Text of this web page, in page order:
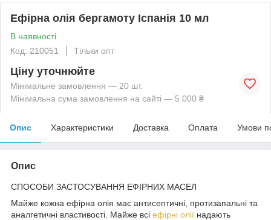
Ефірна олія бергамоту Іспанія 10 мл
В наявності
Код: 210051
Тільки опт
Ціну уточнюйте
Мінімальне замовлення — 20 шт.
Мінімальна сума замовлення на сайті — 5 000 ₴
Опис Характеристики Доставка Оплата Умови
Опис
СПОСОБИ ЗАСТОСУВАННЯ ЕФІРНИХ МАСЕЛ
Майже кожна ефірна олія має антисептичні, протизапальні та
аналгетичні властивості. Майже всі ефірні олії надають